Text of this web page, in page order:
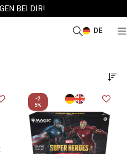
BEI DIR!
DE
-2
5%